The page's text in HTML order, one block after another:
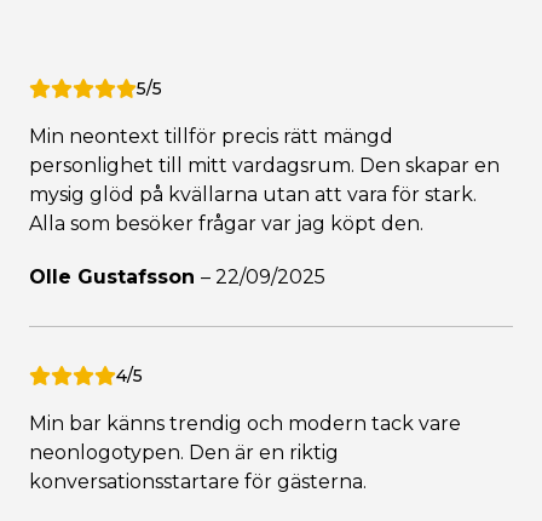
5/5
Min neontext tillför precis rätt mängd
personlighet till mitt vardagsrum. Den skapar en
mysig glöd på kvällarna utan att vara för stark.
Alla som besöker frågar var jag köpt den.
Olle Gustafsson – 22/09/2025
4/5
Min bar känns trendig och modern tack vare
neonlogotypen. Den är en riktig
konversationsstartare för gästerna.